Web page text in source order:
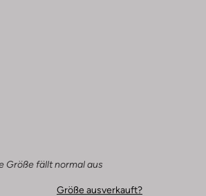
Größe fällt normal aus
Größe ausverkauft?